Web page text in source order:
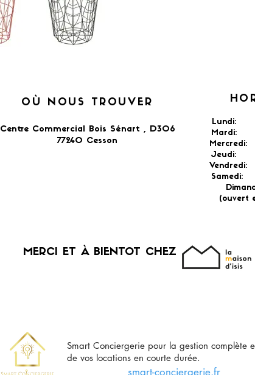
OÙ NOUS TROUVER
Centre Commercial Bois Sénart , D306
77240 Cesson​
Lundi:
Mardi:
Jeudi:
Samedi:
(ouvert
​MERCI ET À BIENTOT CHEZ
Smart Conciergerie pour la gestion complète
de vos locations en courte durée.
smart-conciergerie.fr